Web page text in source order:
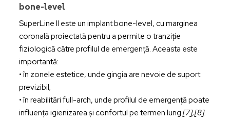
bone-level
SuperLine II este un implant bone-level, cu marginea
coronală proiectată pentru a permite o tranziție
fiziologică către profilul de emergență. Aceasta este
importantă:
• în zonele estetice, unde gingia are nevoie de suport
previzibil;
• în reabilitări full-arch, unde profilul de emergență poate
influența igienizarea și confortul pe termen lung [7],[8].